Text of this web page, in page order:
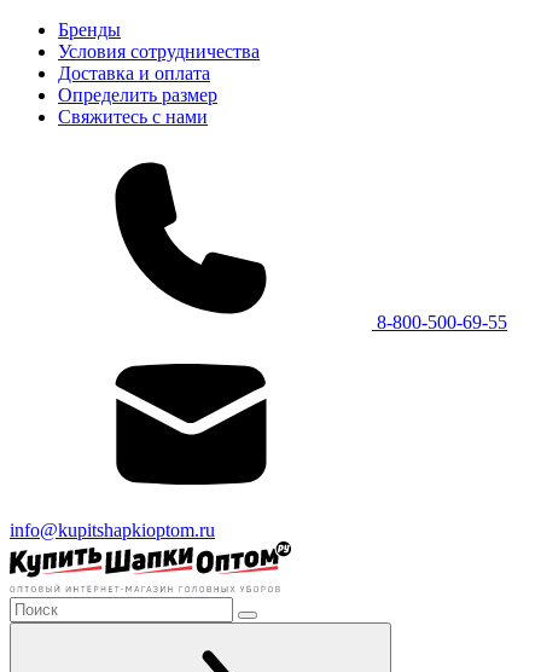
Бренды
Условия сотрудничества
Доставка и оплата
Определить размер
Свяжитесь с нами
8-800-500-69-55
info@kupitshapkioptom.ru